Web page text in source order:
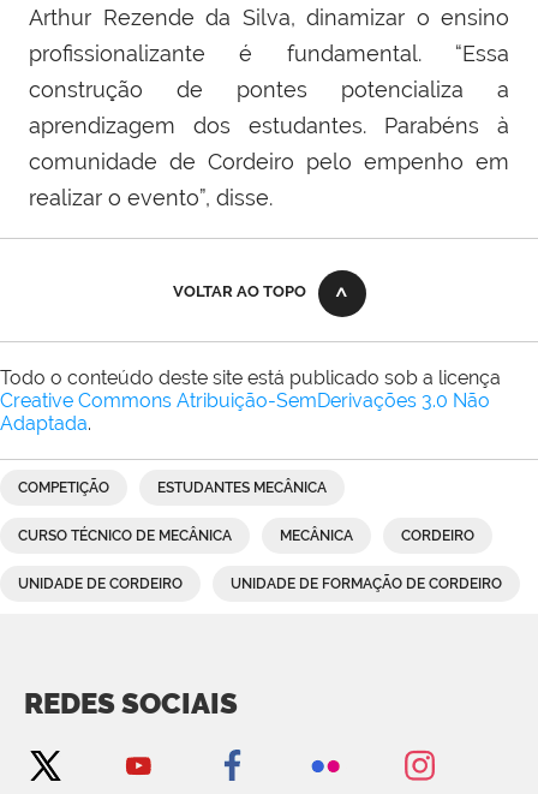
Arthur Rezende da Silva, dinamizar o ensino
profissionalizante é fundamental. “Essa
construção de pontes potencializa a
aprendizagem dos estudantes. Parabéns à
comunidade de Cordeiro pelo empenho em
realizar o evento”, disse.
VOLTAR AO TOPO
Todo o conteúdo deste site está publicado sob a licença
Creative Commons Atribuição-SemDerivações 3.0 Não
Adaptada.
COMPETIÇÃO ESTUDANTES MECÂNICA
CURSO TÉCNICO DE MECÂNICA MECÂNICA CORDEIRO
UNIDADE DE CORDEIRO UNIDADE DE FORMAÇÃO DE CORDEIRO
REDES SOCIAIS